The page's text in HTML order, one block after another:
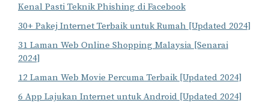
Kenal Pasti Teknik Phishing di Facebook
30+ Pakej Internet Terbaik untuk Rumah [Updated 2024]
31 Laman Web Online Shopping Malaysia [Senarai
2024]
12 Laman Web Movie Percuma Terbaik [Updated 2024]
6 App Lajukan Internet untuk Android [Updated 2024]